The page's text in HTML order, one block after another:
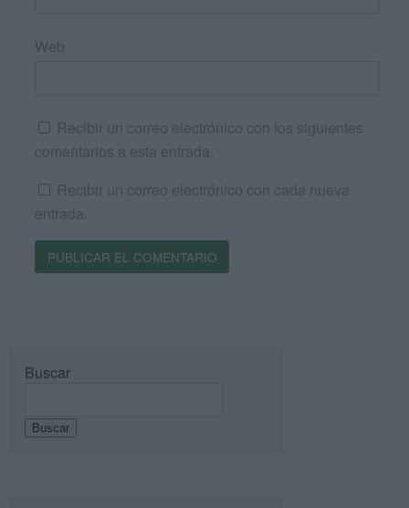
Web
Recibir un correo electrónico con los siguientes
comentarios a esta entrada.
Recibir un correo electrónico con cada nueva
entrada.
Buscar
Buscar